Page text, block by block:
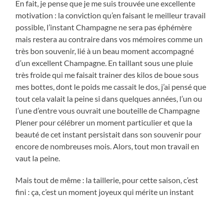
En fait, je pense que je me suis trouvée une excellente
motivation : la conviction qu’en faisant le meilleur travail
possible, l’instant Champagne ne sera pas éphémère
mais restera au contraire dans vos mémoires comme un
très bon souvenir, lié à un beau moment accompagné
d’un excellent Champagne. En taillant sous une pluie
très froide qui me faisait trainer des kilos de boue sous
mes bottes, dont le poids me cassait le dos, j’ai pensé que
tout cela valait la peine si dans quelques années, l’un ou
l’une d’entre vous ouvrait une bouteille de Champagne
Plener pour célébrer un moment particulier et que la
beauté de cet instant persistait dans son souvenir pour
encore de nombreuses mois. Alors, tout mon travail en
vaut la peine.
Mais tout de même : la taillerie, pour cette saison, c’est
fini : ça, c’est un moment joyeux qui mérite un instant